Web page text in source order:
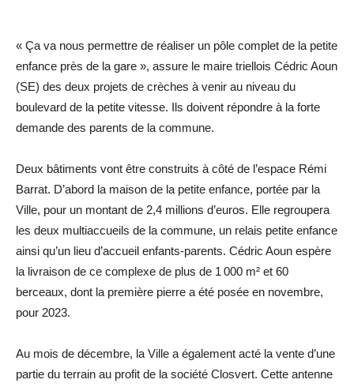
« Ça va nous permettre de réaliser un pôle complet de la petite
enfance près de la gare », assure le maire triellois Cédric Aoun
(SE) des deux projets de crèches à venir au niveau du
boulevard de la petite vitesse. Ils doivent répondre à la forte
demande des parents de la commune.
Deux bâtiments vont être construits à côté de l’espace Rémi
Barrat. D’abord la maison de la petite enfance, portée par la
Ville, pour un montant de 2,4 millions d’euros. Elle regroupera
les deux multiaccueils de la commune, un relais petite enfance
ainsi qu’un lieu d’accueil enfants-parents. Cédric Aoun espère
la livraison de ce complexe de plus de 1 000 m² et 60
berceaux, dont la première pierre a été posée en novembre,
pour 2023.
Au mois de décembre, la Ville a également acté la vente d’une
partie du terrain au profit de la société Closvert. Cette antenne